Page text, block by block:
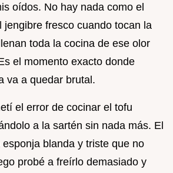
oídos. No hay nada como el
jengibre fresco cuando tocan la
toda la cocina de ese olor
el momento exacto donde
va a quedar brutal.
el error de cocinar el tofu
a la sartén sin nada más. El
blanda y triste que no
probé a freírlo demasiado y